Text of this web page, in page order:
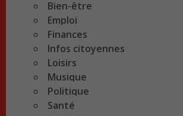
Bien-être
Emploi
Finances
Infos citoyennes
Loisirs
Musique
Politique
Santé